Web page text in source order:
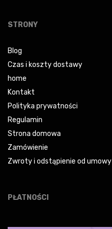
STRONY
Blog
Czas i koszty dostawy
home
Kontakt
Polityka prywatności
Regulamin
Strona domowa
Zamówienie
Zwroty i odstąpienie od umowy
PŁATNOŚCI